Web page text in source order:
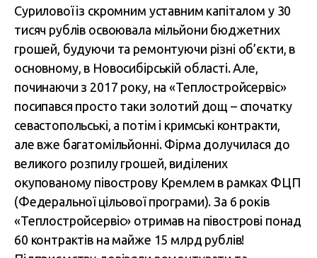
Сурилової із скромним уставним капіталом у 30
тисяч рублів освоювала мільйони бюджетних
грошей, будуючи та ремонтуючи різні об’єкти, в
основному, в Новосибірській області. Але,
починаючи з 2017 року, на «Теплостройсервіс»
посипався просто таки золотий дощ – спочатку
севастопольські, а потім і кримські контракти,
але вже багатомільйонні. Фірма долучилася до
великого розпилу грошей, виділених
окупованому півострову Кремлем в рамках ФЦП
(Федеральної цільової програми). За 6 років
«Теплостройсервіс» отримав на півострові понад
60 контрактів на майже 15 млрд рублів!